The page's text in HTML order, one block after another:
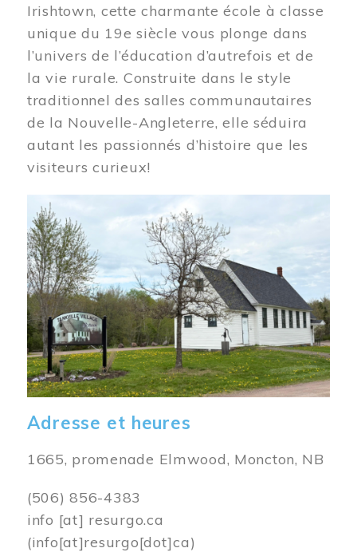
Irishtown, cette charmante école à classe
unique du 19e siècle vous plonge dans
l’univers de l’éducation d’autrefois et de
la vie rurale. Construite dans le style
traditionnel des salles communautaires
de la Nouvelle-Angleterre, elle séduira
autant les passionnés d’histoire que les
visiteurs curieux!
Image
Adresse et heures
1665, promenade Elmwood, Moncton, NB
(506) 856-4383
info [at] resurgo.ca
(info[at]resurgo[dot]ca)